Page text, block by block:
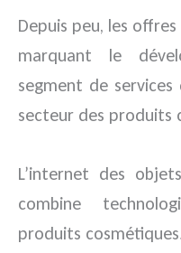
Depuis peu, les
marquant le
segment de
secteur des produits
L’internet des
combine
produits